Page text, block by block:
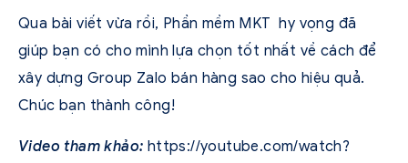
Qua bài viết vừa rồi, Phần mềm MKT hy vọng đã
giúp bạn có cho mình lựa chọn tốt nhất về cách để
xây dựng Group Zalo bán hàng sao cho hiệu quả.
Chúc bạn thành công!
Video tham khảo: https://youtube.com/watch?